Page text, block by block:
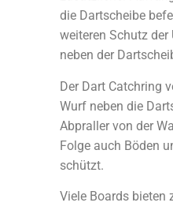
die Dartscheibe
weiteren Schutz
neben der
Der Dart Catchring
Wurf neben die
Abpraller von der
Folge auch Böden
schützt.
Viele Boards bieten